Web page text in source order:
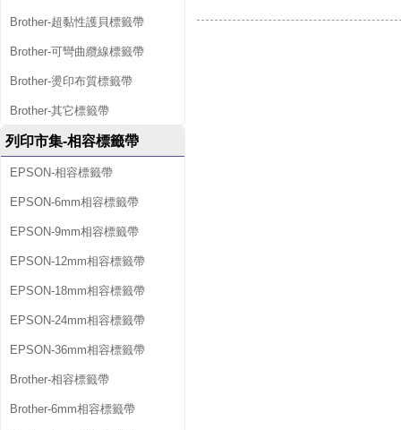
Brother-超黏性護貝標籤帶
Brother-可彎曲纜線標籤帶
Brother-燙印布質標籤帶
Brother-其它標籤帶
列印市集-相容標籤帶
EPSON-相容標籤帶
EPSON-6mm相容標籤帶
EPSON-9mm相容標籤帶
EPSON-12mm相容標籤帶
EPSON-18mm相容標籤帶
EPSON-24mm相容標籤帶
EPSON-36mm相容標籤帶
Brother-相容標籤帶
Brother-6mm相容標籤帶
D200KT / PT-D200LB / PT-D200DR /